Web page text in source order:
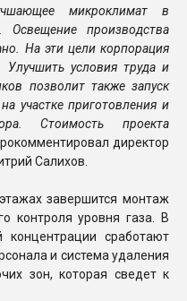
микроклимат в
Освещение производства
На эти цели корпорация
условия труда и
позволит также запуск
участке приготовления и
Стоимость проекта
директор
Салихов.
завершится монтаж
контроля уровня газа. В
сработают
и система удаления
зон, которая сведет к